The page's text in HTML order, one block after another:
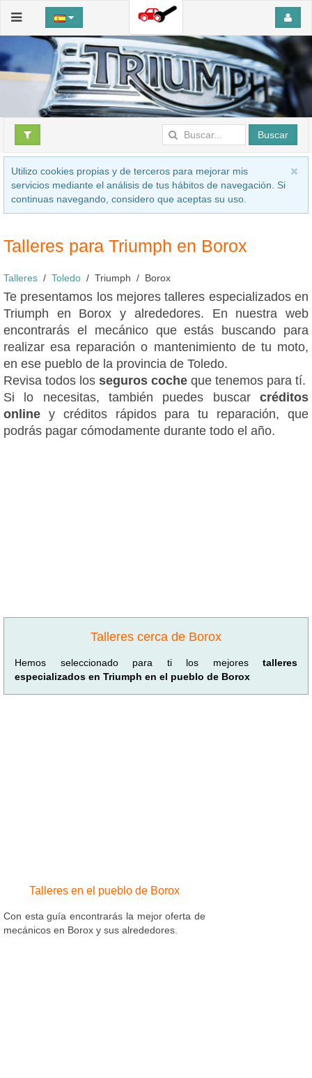
Buscar
Utilizo cookies propias y de terceros para mejorar mis
servicios mediante el análisis de tus hábitos de navegación. Si
continuas navegando, considero que aceptas su uso.
Talleres para Triumph en Borox
Talleres Toledo Triumph Borox
Te presentamos los mejores talleres especializados en
Triumph en Borox y alrededores. En nuestra web
encontrarás el mecánico que estás buscando para
realizar esa reparación o mantenimiento de tu moto,
en ese pueblo de la provincia de Toledo.
Revisa todos los seguros coche que tenemos para tí.
Si lo necesitas, también puedes buscar créditos
online y créditos rápidos para tu reparación, que
podrás pagar cómodamente durante todo el año.
Talleres cerca de Borox
Hemos seleccionado para ti los mejores talleres
especializados en Triumph en el pueblo de Borox
Talleres en el pueblo de Borox
Con esta guía encontrarás la mejor oferta de
mecánicos en Borox y sus alrededores.